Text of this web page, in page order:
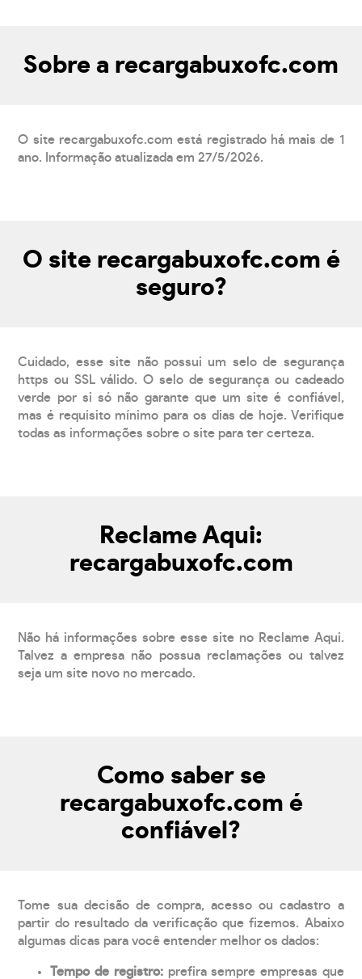
Sobre a recargabuxofc.com
O site recargabuxofc.com está registrado há mais de 1
ano. Informação atualizada em 27/5/2026.
O site recargabuxofc.com é
seguro?
Cuidado, esse site não possui um selo de segurança
https ou SSL válido. O selo de segurança ou cadeado
verde por si só não garante que um site é confiável,
mas é requisito mínimo para os dias de hoje. Verifique
todas as informações sobre o site para ter certeza.
Reclame Aqui:
recargabuxofc.com
Não há informações sobre esse site no Reclame Aqui.
Talvez a empresa não possua reclamações ou talvez
seja um site novo no mercado.
Como saber se
recargabuxofc.com é
confiável?
Tome sua decisão de compra, acesso ou cadastro a
partir do resultado da verificação que fizemos. Abaixo
algumas dicas para você entender melhor os dados:
Tempo de registro: prefira sempre empresas que